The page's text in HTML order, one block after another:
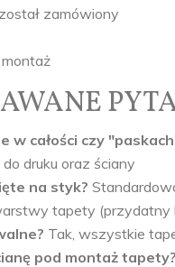
zamówiony
w całości czy
druku oraz ściany
na styk?
tapety (przydatny
Tak, wszystkie
pod montaż tapety?